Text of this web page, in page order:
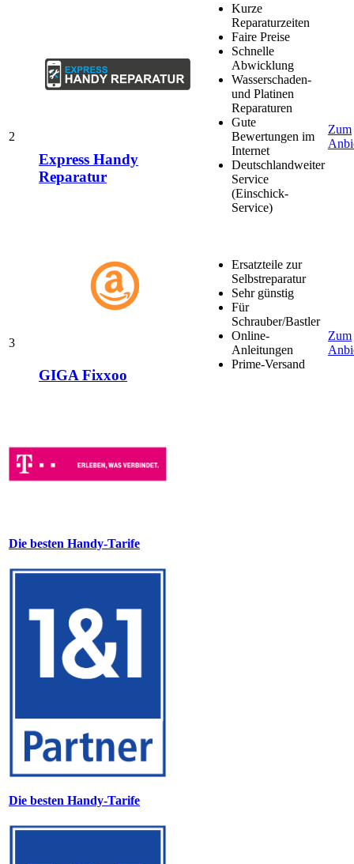
2
Express Handy
Reparatur
Kurze
Reparaturzeiten
Faire Preise
Schnelle
Abwicklung
Wasserschaden-
und Platinen
Reparaturen
Gute
Bewertungen im
Internet
Deutschlandweiter
Service
(Einschick-
Service)
Zum
3
GIGA Fixxoo
Ersatzteile zur
Selbstreparatur
Sehr günstig
Für
Schrauber/Bastler
Online-
Anleitungen
Prime-Versand
Zum
Die besten Handy-Tarife
Die besten Handy-Tarife